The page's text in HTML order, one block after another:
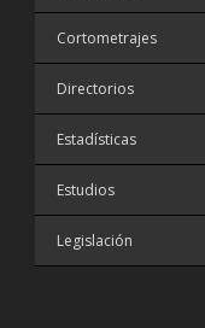
Cortometrajes
Directorios
Estadísticas
Estudios
Legislación